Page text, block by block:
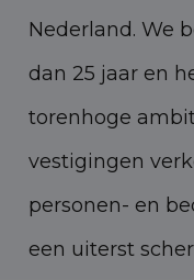
Nederland. We
dan 25 jaar en
torenhoge
vestigingen
personen- en
een uiterst